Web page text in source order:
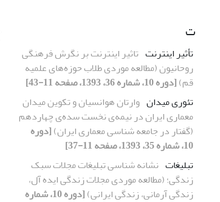
ت
تأثیر اینترنت تاثیر اینترنت بر نگرش فرهنگی
روحانیون (مطالعه موردی طلاب حوزه‌های علمیه
قم)[دوره 10، شماره 36، 1393، صفحه 11-43]
تئوری میدان وارتان هوانسیان و تکوین میدان
معماری ایران در نیمه‌ی نخست سده‌ی چهاردهم
(گفتار در جامعه شناسی معماری ایران)[دوره
10، شماره 35، 1393، صفحه 11-37]
تبلیغات نشانه شناسی تبلیغات مجلات سبک
زندگی؛ (مطالعه موردی مجلات زندگی ایده آل،
زندگی آرمانی، زندگی ایرانی)
[دوره 10، شماره